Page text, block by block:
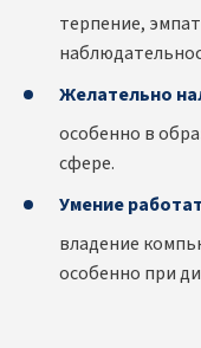
терпение,
Желательно
особенно в
сфере.
Умение
владение
особенно при